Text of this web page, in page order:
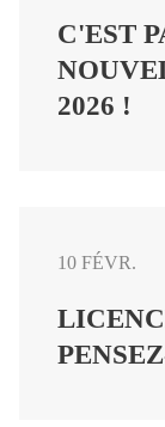
C'EST
2026 !
10 FÉVR.